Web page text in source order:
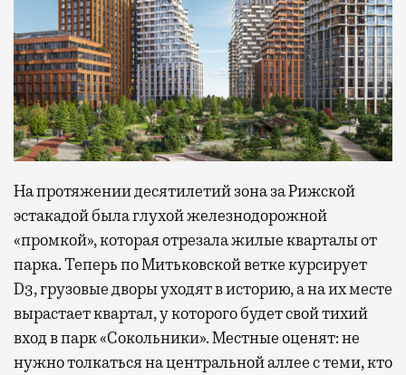
На протяжении десятилетий зона за Рижской
эстакадой была глухой железнодорожной
«промкой», которая отрезала жилые кварталы от
парка. Теперь по Митьковской ветке курсирует
D3, грузовые дворы уходят в историю, а на их месте
вырастает квартал, у которого будет свой тихий
вход в парк «Сокольники». Местные оценят: не
нужно толкаться на центральной аллее с теми, кто